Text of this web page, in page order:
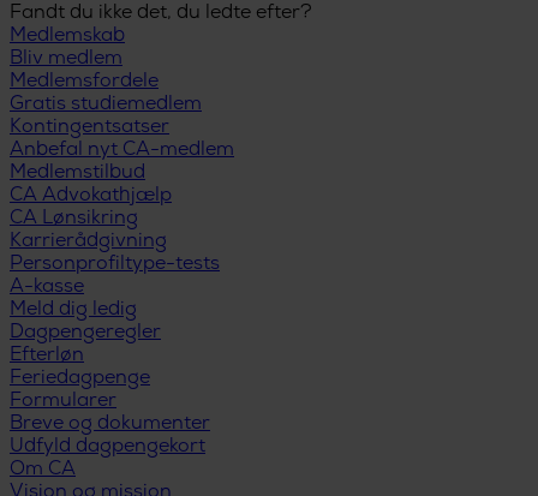
Fandt du ikke det, du ledte efter?
Medlemskab
Bliv medlem
Medlemsfordele
Gratis studiemedlem
Kontingentsatser
Anbefal nyt CA-medlem
Medlemstilbud
CA Advokathjælp
CA Lønsikring
Karrierådgivning
Personprofiltype-tests
A-kasse
Meld dig ledig
Dagpengeregler
Efterløn
Feriedagpenge
Formularer
Breve og dokumenter
Udfyld dagpengekort
Om CA